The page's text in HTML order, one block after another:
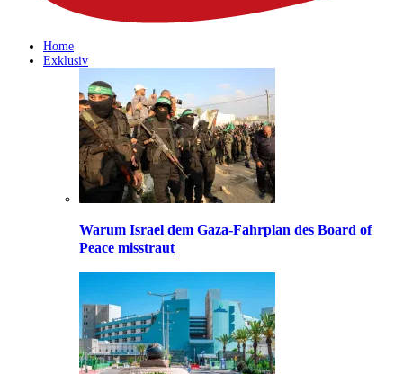
Home
Exklusiv
Warum Israel dem Gaza-Fahrplan des Board of
Peace misstraut